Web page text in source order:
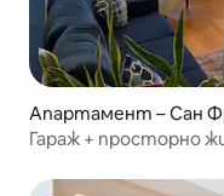
Апартамент – Сан
Гараж + просторно